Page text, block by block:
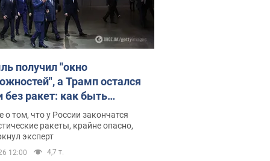
получил "окно
а Трамп остался
без ракет: как быть
Интервью с Мельником
о том, что у России закончатся
ракеты, крайне опасно,
эксперт
12:00 4,7 т.